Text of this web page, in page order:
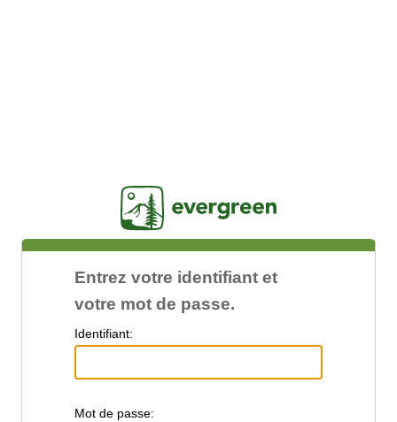
Entrez votre identifiant et
votre mot de passe.
Identifiant:
Mot de passe: